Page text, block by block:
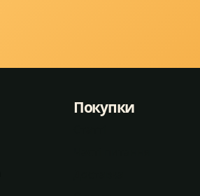
Покупки